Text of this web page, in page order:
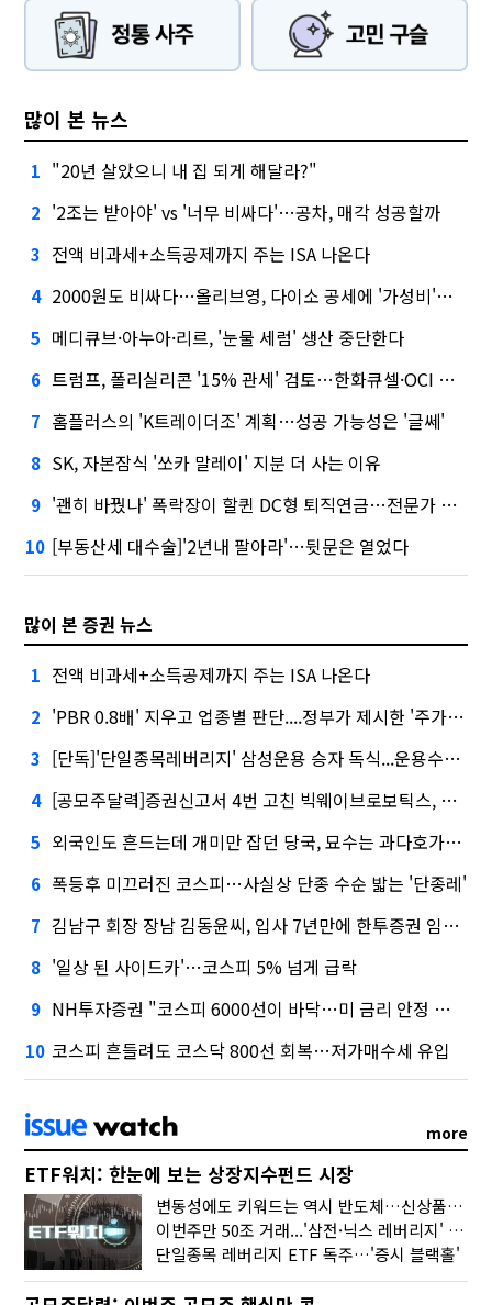
많이 본 뉴스
1 "20년 살았으니 내 집 되게 해달라?"
2 '2조는 받아야' vs '너무 비싸다'…공차, 매각 성공할까
3 전액 비과세+소득공제까지 주는 ISA 나온다
4 2000원도 비싸다…올리브영, 다이소 공세에 '가성비'로 맞불
5 메디큐브·아누아·리르, '눈물 세럼' 생산 중단한다
6 트럼프, 폴리실리콘 '15% 관세' 검토…한화큐셀·OCI 영향은?
7 홈플러스의 'K트레이더조' 계획…성공 가능성은 '글쎄'
8 SK, 자본잠식 '쏘카 말레이' 지분 더 사는 이유
9 '괜히 바꿨나' 폭락장이 할퀸 DC형 퇴직연금…전문가 조언은
10 [부동산세 대수술]'2년내 팔아라'…뒷문은 열었다
많이 본 증권 뉴스
1 전액 비과세+소득공제까지 주는 ISA 나온다
2 'PBR 0.8배' 지우고 업종별 판단....정부가 제시한 '주가 누르기' 방지법
3 [단독]'단일종목레버리지' 삼성운용 승자 독식...운용수익 미래에셋의 6배
4 [공모주달력]증권신고서 4번 고친 빅웨이브로보틱스, 수요예측
5 외국인도 흔드는데 개미만 잡던 당국, 묘수는 과다호가부담금?
6 폭등후 미끄러진 코스피…사실상 단종 수순 밟는 '단종레'
7 김남구 회장 장남 김동윤씨, 입사 7년만에 한투증권 임원 승진
8 '일상 된 사이드카'…코스피 5% 넘게 급락
9 NH투자증권 "코스피 6000선이 바닥…미 금리 안정 후 추가 회복"
10 코스피 흔들려도 코스닥 800선 회복…저가매수세 유입
more
ETF워치: 한눈에 보는 상장지수펀드 시장
변동성에도 키워드는 역시 반도체…신상품은 우주·방산
이번주만 50조 거래...'삼전·닉스 레버리지' 수익률은 -30%
단일종목 레버리지 ETF 독주…'증시 블랙홀'